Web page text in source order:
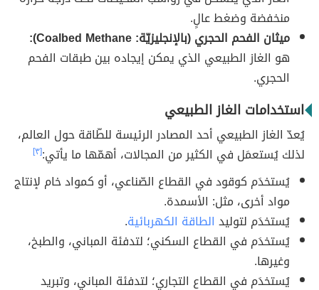
منخفضة وضغط عالٍ.
ميثان الفحم الحجري (بالإنجليزيّة: Coalbed Methane):
هو الغاز الطبيعي الذي يمكن إيجاده بين طبقات الفحم
الحجري.
استخدامات الغاز الطبيعي
يُعدّ الغاز الطبيعي أحد المصادر الرئيسة للطّاقة حول العالم،
لذلك يُستعمَل في الكثير من المجالات، أهمّها ما يأتي:[٣]
يُستخدَم كوقود في القطاع الصّناعي، أو كمواد خام لإنتاج
مواد أخرى، مثل: الأسمدة.
يُستخدَم لتوليد الطاقة الكهربائية.
يُستخدَم في القطاع السكني؛ لتدفئة المباني، والطبخ،
وغيرها.
يُستخدَم في القطاع التجاري؛ لتدفئة المباني، وتبريد